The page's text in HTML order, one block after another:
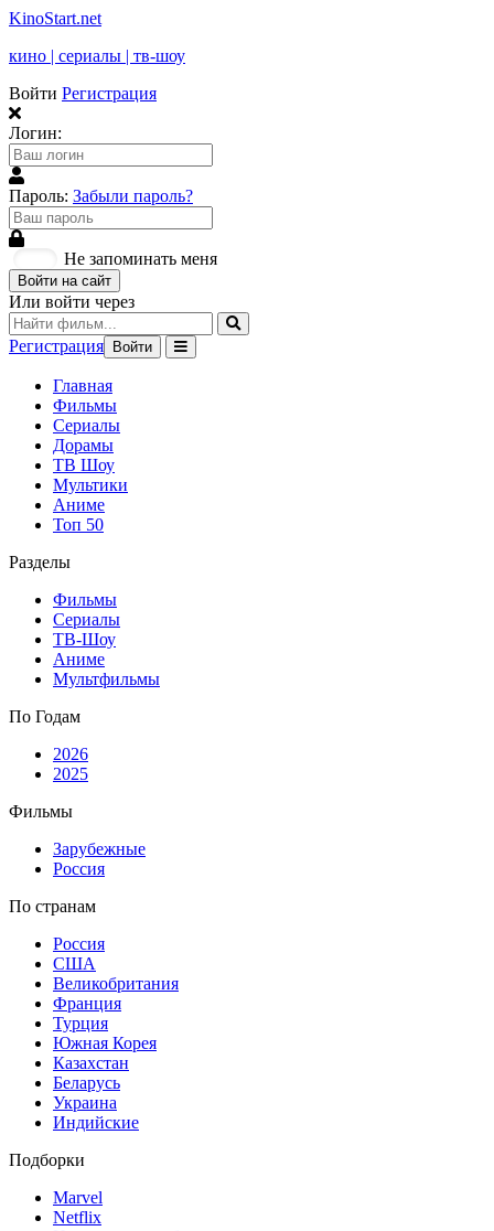
KinoStart.net
кино | сериалы | тв-шоу
Войти Регистрация
Логин:
Пароль: Забыли пароль?
Не запоминать меня
Войти на сайт
Или войти через
Регистрация Войти
Главная
Фильмы
Сериалы
Дорамы
ТВ Шоу
Мультики
Аниме
Топ 50
Разделы
Фильмы
Сериалы
ТВ-Шоу
Аниме
Мультфильмы
По Годам
2026
2025
Фильмы
Зарубежные
Россия
По странам
Россия
США
Великобритания
Франция
Турция
Южная Корея
Казахстан
Беларусь
Украина
Индийские
Подборки
Marvel
Netflix